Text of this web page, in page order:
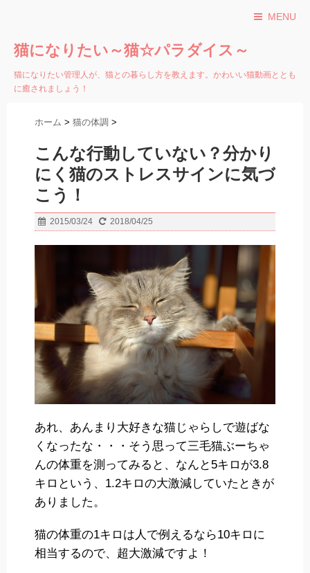
MENU
猫になりたい～猫☆パラダイス～
猫になりたい管理人が、猫との暮らし方を教えます。かわいい猫動画ととも
に癒されましょう！
ホーム > 猫の体調 >
こんな行動していない？分かり
にく猫のストレスサインに気づ
こう！
2015/03/24 2018/04/25
あれ、あんまり大好きな猫じゃらしで遊ばな
くなったな・・・そう思って三毛猫ぶーちゃ
んの体重を測ってみると、なんと5キロが3.8
キロという、1.2キロの大激減していたときが
ありました。
猫の体重の1キロは人で例えるなら10キロに
相当するので、超大激減ですよ！